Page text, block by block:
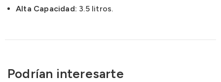
Alta Capacidad: 3.5 litros.
Podrían interesarte